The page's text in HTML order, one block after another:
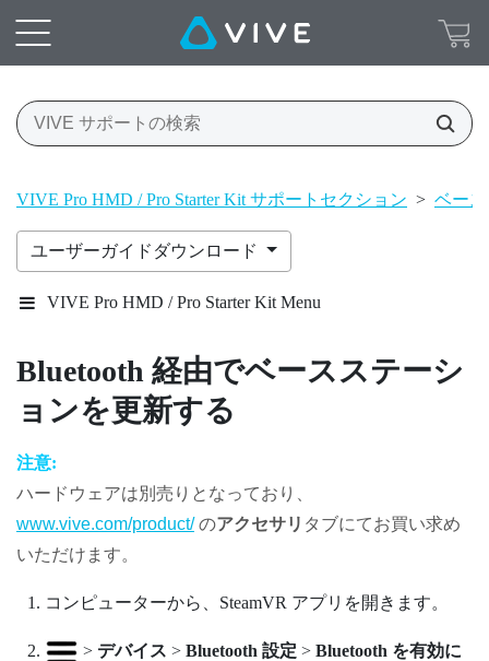
VIVE Pro HMD / Pro Starter Kit サポートセクション > ベー
ユーザーガイドダウンロード
VIVE Pro HMD / Pro Starter Kit Menu
Bluetooth 経由でベースステーシ
ョンを更新する
注意:
ハードウェアは別売りとなっており、
www.vive.com/product/のアクセサリ タブにてお買い求め
いただけます。
コンピューターから、 SteamVR アプリを開きます。
> デバイス > Bluetooth 設定 > Bluetooth を有効に